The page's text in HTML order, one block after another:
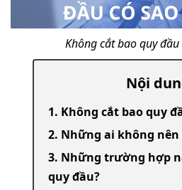
Không cắt bao quy
Nội
1. Không cắt bao quy
2. Những ai không nên
3. Những trường hợp
quy đầu?